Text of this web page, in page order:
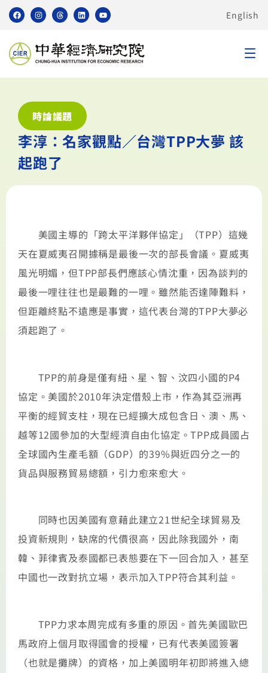
English
時論議題
李淳：名家觀點／台灣TPP大夢 該
起跑了
美國主導的「跨太平洋夥伴協定」（TPP）這幾
天在夏威夷召開據稱是最後一次的部長會議。夏威夷
風光明媚，但TPP部長們應該心情沈重，因為談判的
最後一哩往往也是最難的一哩。雖然能否達陣難料，
但距離終點不遠應是事實，這代表台灣的TPP大夢必
須起跑了。
TPP的前身是僅有紐、星、智、汶四小國的P4
協定。美國於2010年決定借殼上市，作為其亞洲再
平衡的經貿支柱，現在已經擴大成包含日、澳、馬、
越等12國參加的大型經濟自由化協定。TPP成員國占
全球國內生產毛額（GDP）的39%與近四分之一的
貨品與服務貿易總額，引力愈來愈大。
同時也因美國有意藉此建立21世紀全球貿易及
投資新規則，缺席的代價很高，因此除我國外，南
韓、菲律賓及泰國都已表態要在下一回合加入，甚至
中國也一改對抗立場，表示加入TPP符合其利益。
TPP力求本周完成有多重的原因。首先美國歐巴
馬政府上個月取得國會的授權，已有代表美國簽署
（也就是攤牌）的資格，加上美國明年初即將進入總